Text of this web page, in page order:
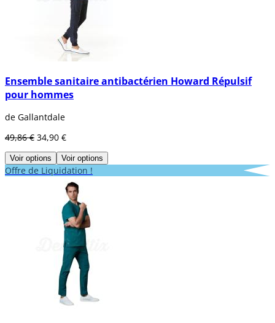
Ensemble sanitaire antibactérien Howard Répulsif
pour hommes
de Gallantdale
49,86 € 34,90 €
Voir options Voir options
Offre de Liquidation !